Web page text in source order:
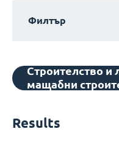
Филтър
Строителство и
мащабни
Results